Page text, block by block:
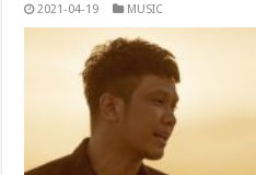
2021-04-19 MUSIC